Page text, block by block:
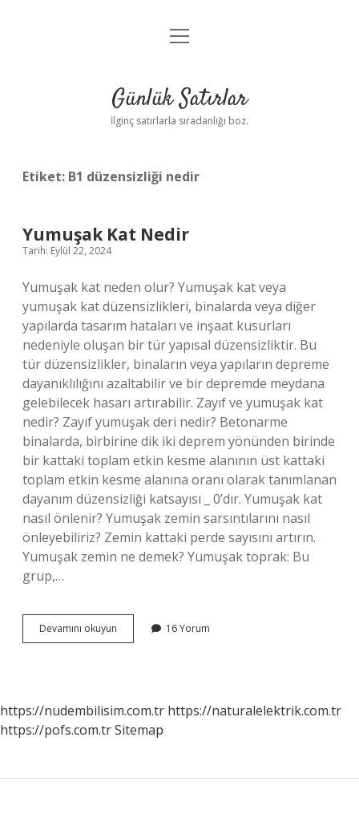
Anasayfa
Yasal Uyarı
menüyü
Günlük Satırlar
İlginç satırlarla sıradanlığı boz.
Etiket: B1 düzensizliği nedir
Yumuşak Kat Nedir
Tarih: Eylül 22, 2024
Yumuşak kat neden olur? Yumuşak kat veya
yumuşak kat düzensizlikleri, binalarda veya diğer
yapılarda tasarım hataları ve inşaat kusurları
nedeniyle oluşan bir tür yapısal düzensizliktir. Bu
tür düzensizlikler, binaların veya yapıların depreme
dayanıklılığını azaltabilir ve bir depremde meydana
gelebilecek hasarı artırabilir. Zayıf ve yumuşak kat
nedir? Zayıf yumuşak deri nedir? Betonarme
binalarda, birbirine dik iki deprem yönünden birinde
bir kattaki toplam etkin kesme alanının üst kattaki
toplam etkin kesme alanına oranı olarak tanımlanan
dayanım düzensizliği katsayısı _ 0’dır. Yumuşak kat
nasıl önlenir? Yumuşak zemin sarsıntılarını nasıl
önleyebiliriz? Zemin kattaki perde sayısını artırın.
Yumuşak zemin ne demek? Yumuşak toprak: Bu
grup,…
Devamını okuyun Yumuşak
Kat
16 Yorum
https://nudembilisim.com.tr https://naturalelektrik.com.tr
https://pofs.com.trSitemap